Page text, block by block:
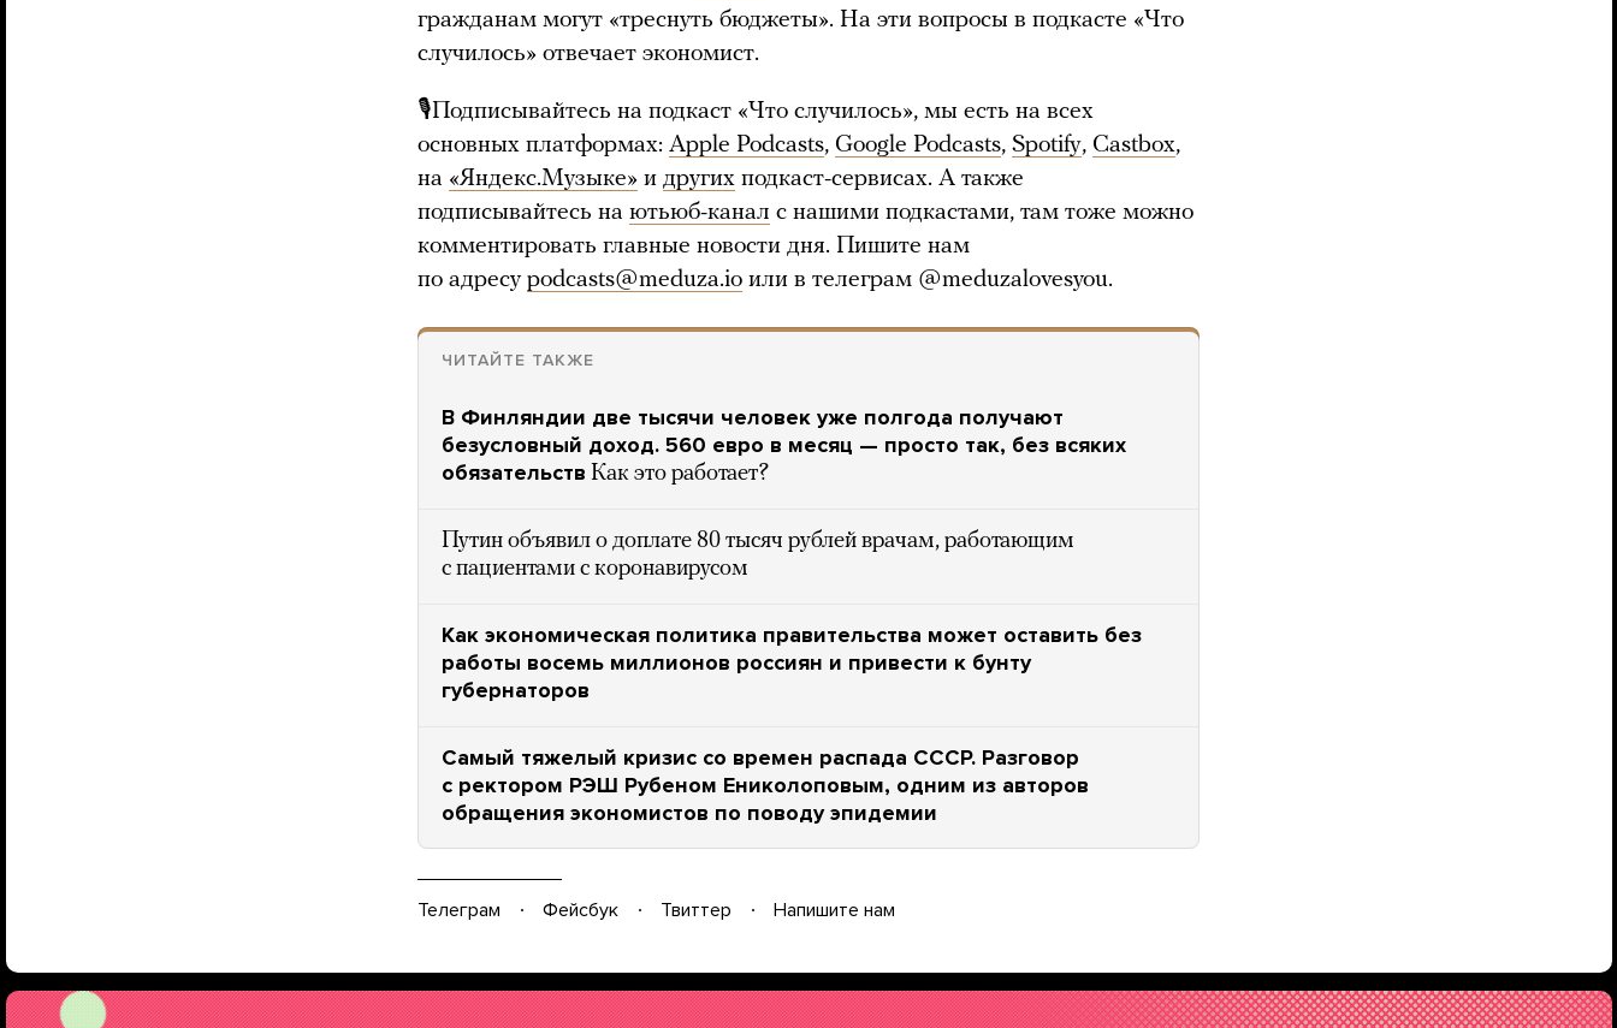
гражданам могут «треснуть бюджеты». На эти вопросы в подкасте «Что
случилось» отвечает экономист.
🎙Подписывайтесь на подкаст «Что случилось», мы есть на всех
основных платформах: Apple Podcasts, Google Podcasts, Spotify, Castbox,
на «Яндекс.Музыке» и других подкаст-сервисах. А также
подписывайтесь на ютьюб-канал с нашими подкастами, там тоже можно
комментировать главные новости дня. Пишите нам
по адресу podcasts@meduza.io или в телеграм @meduzalovesyou.
ЧИТАЙТЕ ТАКЖЕ
В Финляндии две тысячи человек уже полгода получают
безусловный доход. 560 евро в месяц — просто так, без всяких
обязательств Как это работает?
Путин объявил о доплате 80 тысяч рублей врачам, работающим
с пациентами с коронавирусом
Как экономическая политика правительства может оставить без
работы восемь миллионов россиян и привести к бунту
губернаторов
Самый тяжелый кризис со времен распада СССР. Разговор
с ректором РЭШ Рубеном Ениколоповым, одним из авторов
обращения экономистов по поводу эпидемии
Телеграм Фейсбук Твиттер Напишите нам